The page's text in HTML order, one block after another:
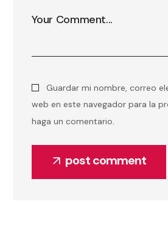
Guardar mi nombre, correo
web en este navegador para la
haga un comentario.
post comment